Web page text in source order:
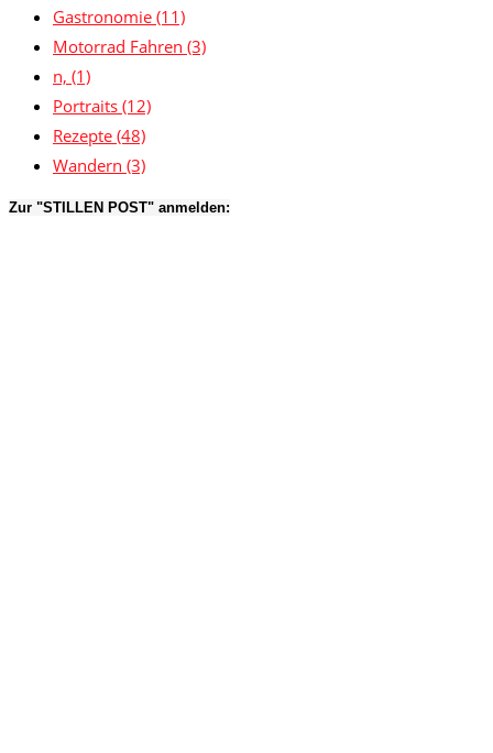
Gastronomie (11)
Motorrad Fahren (3)
n, (1)
Portraits (12)
Rezepte (48)
Wandern (3)
Zur "STILLEN POST" anmelden: